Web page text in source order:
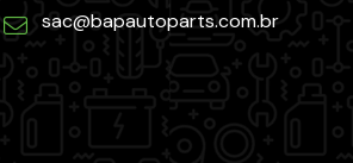
sac@bapautoparts.com.br